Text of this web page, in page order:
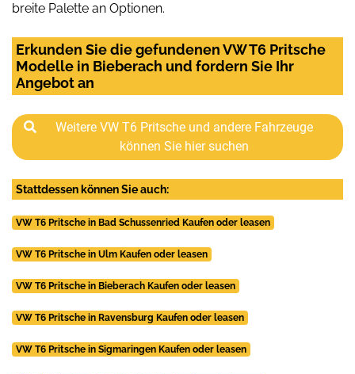
breite Palette an Optionen.
Erkunden Sie die gefundenen VW T6 Pritsche
Modelle in Bieberach und fordern Sie Ihr
Angebot an
Weitere VW T6 Pritsche und andere Fahrzeuge
können Sie hier suchen
Stattdessen können Sie auch:
VW T6 Pritsche in Bad Schussenried Kaufen oder leasen
VW T6 Pritsche in Ulm Kaufen oder leasen
VW T6 Pritsche in Bieberach Kaufen oder leasen
VW T6 Pritsche in Ravensburg Kaufen oder leasen
VW T6 Pritsche in Sigmaringen Kaufen oder leasen